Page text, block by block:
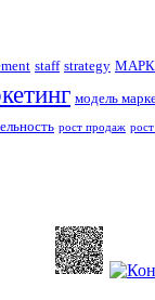
staff strategy
модель
рост продаж